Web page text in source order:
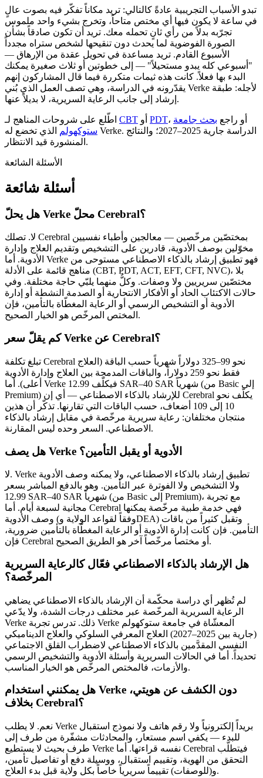
تبدو الأسباب التجريبية عادةً كالتالي: تريد مكاناً تفكّر فيه بصوت عالٍ
في ساعة لا يكون فيها أي مختص متاحاً، وتخرج بشيء واحد ملموس
تجرّبه بدلاً من رأي ثانٍ تحمله معك. تريد أن تكون صادقاً بشأن
الصورة الفوضوية لما يحدث دون تنقيحها لشخص ستراه مجدداً
الأسبوع القادم. تريد مساعدة في تحويل عقدة من الإرهاق —
"أسبوعي كله يبدو مستحيلاً" — إلى خطوتين أو ثلاث صغيرة يمكنك
البدء بها فعلاً. كانت هذه ثيمات متكررة فيما قال المشاركون إنهم
يقدّرونه في الدراسة، وهي تصف العمل الذي بُني Verke لأجله: طبقة
إرشاد إلى جانب الرعاية السريرية، لا بديلاً عنها.
CBT PDT ، أو راجع بحث جامعة
ستوكهولم
الذي تخضع له Verke. الدراسة جارية 2025–2027؛ والنتائج
المنشورة قيد الانتظار.
الأسئلة الشائعة
أسئلة شائعة
هل يحلّ Verke محلّ Cerebral؟
لا. تصلك Cerebral بمختصّين مرخّصين — معالجين وأطباء نفسيين
مخوّلين بوصف الأدوية، قادرين على التشخيص وتقديم العلاج وإدارة
الأدوية. أما Verke فهو تطبيق إرشاد بالذكاء الاصطناعي مستوحى من
مناهج قائمة على الأدلة (CBT, PDT, ACT, EFT, CFT, NVC)، بلا
مختصّين سريريين ولا وصفات. وكلٌّ منهما يلبّي حاجة مختلفة. وفي
حالات الاكتئاب الحاد أو الأفكار الانتحارية أو الصدمة النشطة أو إدارة
الأدوية أو التشخيص الرسمي أو الرعاية المغطّاة بالتأمين، فإن
المختص المرخّص هو الخيار الصحيح.
كم يقلّ سعر Verke عن Cerebral؟
تبلغ تكلفة Cerebral نحو 99–325 دولاراً شهرياً حسب الباقة (العلاج
فقط نحو 259 دولاراً، والباقات المدمجة بين العلاج وإدارة الأدوية
أعلى). أما Verke فيكلّف 12.99 SAR–40 SAR شهرياً (من Basic إلى
Premium) للإرشاد بالذكاء الاصطناعي — أي إن Cerebral يكلّف نحو
10 إلى 109 أضعاف، حسب الباقات التي تقارنها. تذكّر أن هذين
منتجان مختلفان: رعاية سريرية مرخّصة في مقابل إرشاد بالذكاء
الاصطناعي. السعر وحده ليس المقارنة.
هل يصف Verke الأدوية أو يقبل التأمين؟
لا. Verke تطبيق إرشاد بالذكاء الاصطناعي، ولا يمكنه وصف الأدوية
ولا التشخيص ولا الفوترة عبر التأمين. وهو بالدفع المباشر بسعر
12.99 SAR–40 SAR شهرياً (من Basic إلى Premium)، مع تجربة
مجانية لسبعة أيام. أما Cerebral فهي خدمة طبية مرخّصة يمكنها
وصف الأدوية (وفقاً لقواعد الولاية وDEA) وتقبل كثيراً من باقات
التأمين. فإن كانت إدارة الأدوية أو الرعاية المغطّاة بالتأمين ضرورية،
فإن Cerebral أو مختصاً مرخّصاً آخر هو الطريق الصحيح.
هل الإرشاد بالذكاء الاصطناعي فعّال كالرعاية السريرية
المرخّصة؟
لم تُظهر أي دراسة محكّمة أن الإرشاد بالذكاء الاصطناعي يضاهي
الرعاية السريرية المرخّصة عبر مختلف درجات الشدة، ولا يدّعي
Verke ذلك. تدرس تجربة Verke المعشّاة في جامعة ستوكهولم
(جارية بين 2025–2027) العلاج المعرفي السلوكي والعلاج الديناميكي
النفسي المقدَّمين بالذكاء الاصطناعي لاضطراب القلق الاجتماعي
تحديداً. أما في الحالات السريرية وأسئلة الأدوية والتشخيص الرسمي
والأزمات، فالمختص المرخّص هو الخيار المناسب.
هل يمكنني استخدام Verke دون الكشف عن هويتي،
بخلاف Cerebral؟
نعم. لا يطلب Verke بريداً إلكترونياً ولا رقم هاتف ولا نموذج استقبال
للبدء — يكفي اسم مستعار، والمحادثات مشفّرة من طرف إلى
طرف بحيث لا يستطيع Verke نفسه قراءتها. أما Cerebral فيتطلّب
التحقق من الهوية، وتقييم استقبال، ووسيلة دفع أو تفاصيل تأمين،
و(للوصفات) تقييماً سريرياً خاصاً بكل ولاية قبل بدء العلاج.